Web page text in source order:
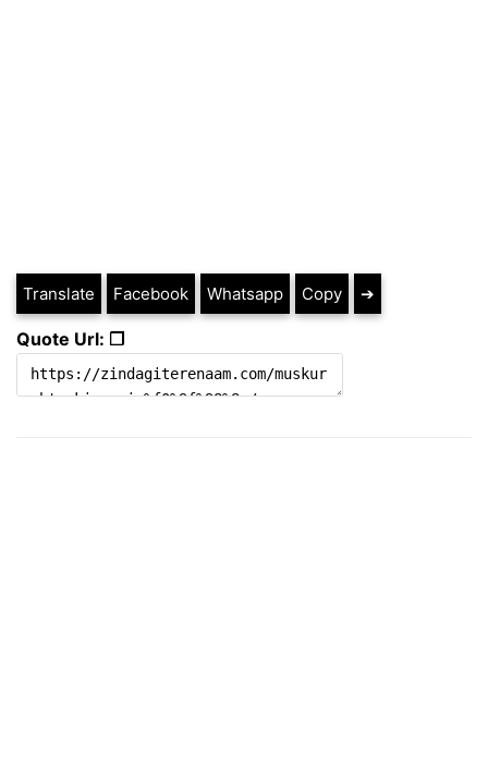
Translate Facebook Whatsapp Copy ➔
Quote Url: ❐